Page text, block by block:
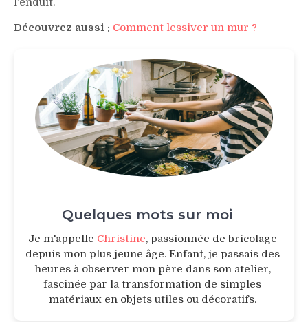
Découvrez aussi : Comment lessiver un mur ?
Quelques mots sur moi
Je m'appelle Christine, passionnée de bricolage
depuis mon plus jeune âge. Enfant, je passais des
heures à observer mon père dans son atelier,
fascinée par la transformation de simples
matériaux en objets utiles ou décoratifs.